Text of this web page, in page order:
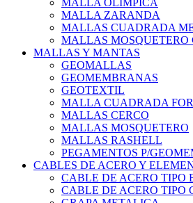
MALLA OLIMPICA
MALLA ZARANDA
MALLAS CUADRADA
MALLAS
MALLAS Y MANTAS
GEOMALLAS
GEOMEMBRANAS
GEOTEXTIL
MALLA CUADRADA
MALLAS CERCO
MALLAS MOSQUETERO
MALLAS RASHELL
PEGAMENTOS P/
CABLES DE ACERO Y
CABLE DE ACERO TIPO
CABLE DE ACERO TIPO